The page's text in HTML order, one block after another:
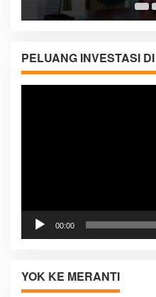
PELUANG INVESTASI
00:00
YOK KE MERANTI